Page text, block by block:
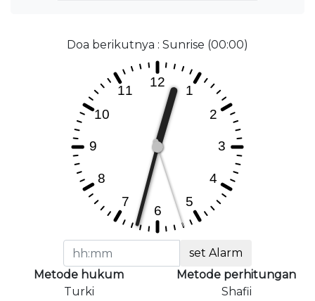
Doa berikutnya : Sunrise (00:00)
set Alarm
Metode hukum
Turki
Metode perhitungan
Shafii